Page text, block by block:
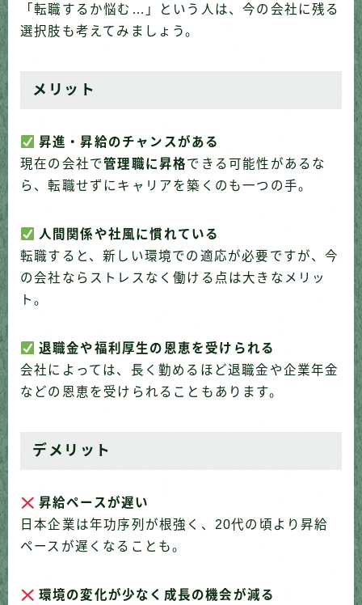
「転職するか悩む…」という人は、今の会社に残る
選択肢も考えてみましょう。
メリット
昇進・昇給のチャンスがある
現在の会社で管理職に昇格できる可能性があるな
ら、転職せずにキャリアを築くのも一つの手。
人間関係や社風に慣れている
転職すると、新しい環境での適応が必要ですが、今
の会社ならストレスなく働ける点は大きなメリッ
ト。
退職金や福利厚生の恩恵を受けられる
会社によっては、長く勤めるほど退職金や企業年金
などの恩恵を受けられることもあります。
デメリット
昇給ペースが遅い
日本企業は年功序列が根強く、20代の頃より昇給
ペースが遅くなることも。
環境の変化が少なく成長の機会が減る